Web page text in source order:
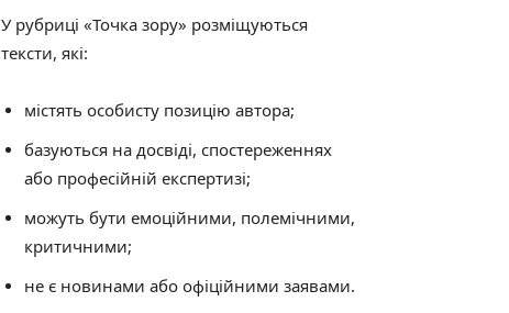
У рубриці «Точка зору» розміщуються
тексти, які:
містять особисту позицію автора;
базуються на досвіді, спостереженнях
або професійній експертизі;
можуть бути емоційними, полемічними,
критичними;
не є новинами або офіційними заявами.